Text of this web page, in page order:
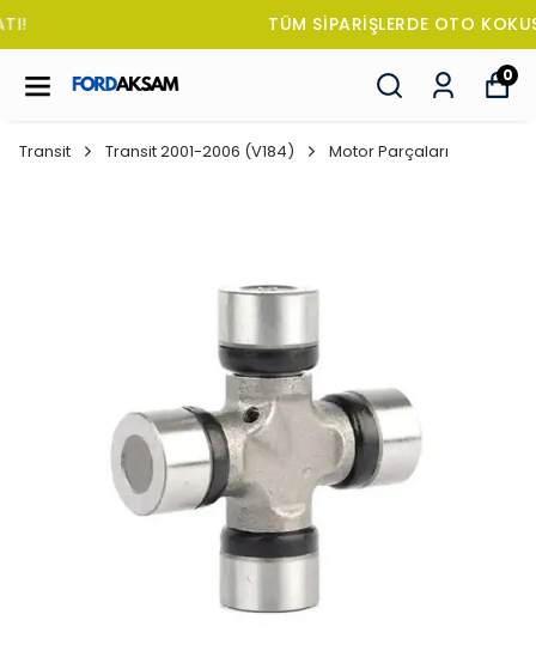
TÜM SİPARİŞLERDE OTO KOKUSU HEDİYE!
0
Transit Transit 2001-2006 (V184) Motor Parçaları